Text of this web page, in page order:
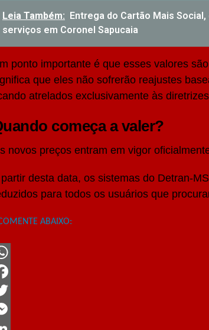
Leia Também: Entrega do Cartão Mais
serviços em Coronel Sapucaia
ponto importante é que esses valores
que eles não sofrerão reajustes
atrelados exclusivamente às
começa a valer?
novos preços entram em vigor
desta data, os sistemas do Detran-
para todos os usuários que
ABAIXO: